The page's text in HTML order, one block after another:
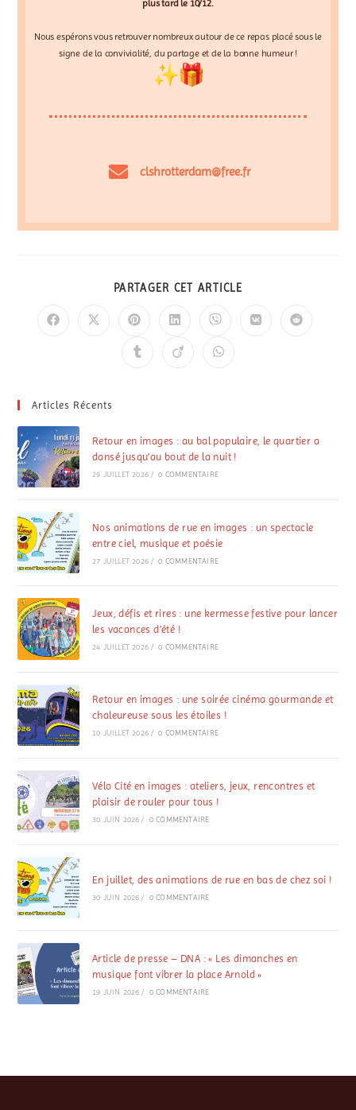
plus tard le 10/12.
Nous espérons vous retrouver nombreux autour de ce repas placé sous le
signe de la convivialité, du partage et de la bonne humeur !
clshrotterdam@free.fr
PARTAGER CET ARTICLE
Articles Récents
Retour en images : au bal populaire, le quartier a
dansé jusqu’au bout de la nuit !
29 JUILLET 2026 / 0 COMMENTAIRE
Nos animations de rue en images : un spectacle
entre ciel, musique et poésie
27 JUILLET 2026 / 0 COMMENTAIRE
Jeux, défis et rires : une kermesse festive pour lancer
les vacances d’été !
24 JUILLET 2026 / 0 COMMENTAIRE
Retour en images : une soirée cinéma gourmande et
chaleureuse sous les étoiles !
10 JUILLET 2026 / 0 COMMENTAIRE
Vélo Cité en images : ateliers, jeux, rencontres et
plaisir de rouler pour tous !
30 JUIN 2026 / 0 COMMENTAIRE
En juillet, des animations de rue en bas de chez soi !
30 JUIN 2026 / 0 COMMENTAIRE
Article de presse – DNA : « Les dimanches en
musique font vibrer la place Arnold »
19 JUIN 2026 / 0 COMMENTAIRE